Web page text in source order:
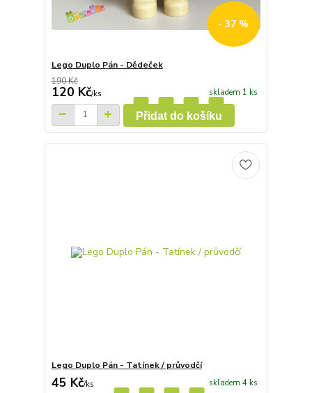
- 37 %
Lego Duplo Pán - Dědeček
190 Kč
120 Kč/ks skladem 1 ks
Přidat do košíku
Lego Duplo Pán - Tatínek / průvodčí
45 Kč/ks skladem 4 ks